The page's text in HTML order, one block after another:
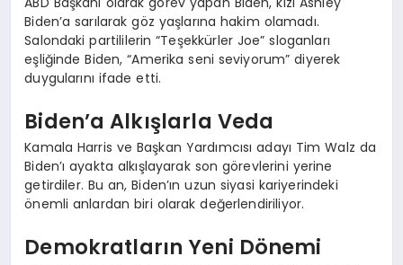
DIĞER
Biden’a sarılarak göz yaşlarına hakim olamadı.
Salondaki partililerin “Teşekkürler Joe” sloganları
eşliğinde Biden, “Amerika seni seviyorum” diyerek
duygularını ifade etti.
Biden’a Alkışlarla Veda
Kamala Harris ve Başkan Yardımcısı adayı Tim Walz da
Biden’ı ayakta alkışlayarak son görevlerini yerine
getirdiler. Bu an, Biden’ın uzun siyasi kariyerindeki
önemli anlardan biri olarak değerlendiriliyor.
Demokratların Yeni Dönemi